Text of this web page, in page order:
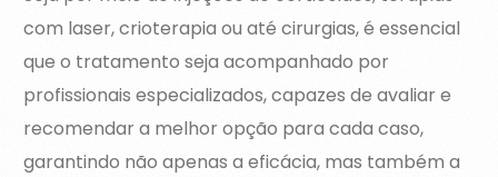
com laser, crioterapia ou até cirurgias, é essencial
que o tratamento seja acompanhado por
profissionais especializados, capazes de avaliar e
recomendar a melhor opção para cada caso,
garantindo não apenas a eficácia, mas também a